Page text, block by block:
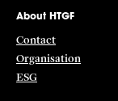
About HTGF
Contact
Organisation
ESG